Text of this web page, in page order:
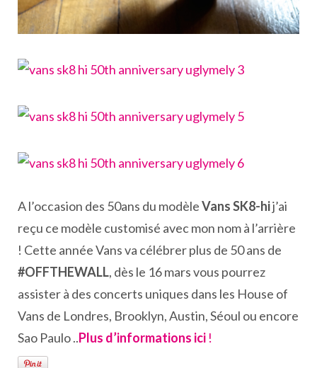
A l’occasion des 50ans du modèleVans SK8-hij’ai
reçu ce modèle customisé avec mon nom à l’arrière
! Cette année Vans va célébrer plus de 50 ans de
#OFFTHEWALL, dès le 16 mars vous pourrez
assister à des concerts uniques dans les House of
Vans de Londres, Brooklyn, Austin, Séoul ou encore
Sao Paulo ..Plus d’informations ici !